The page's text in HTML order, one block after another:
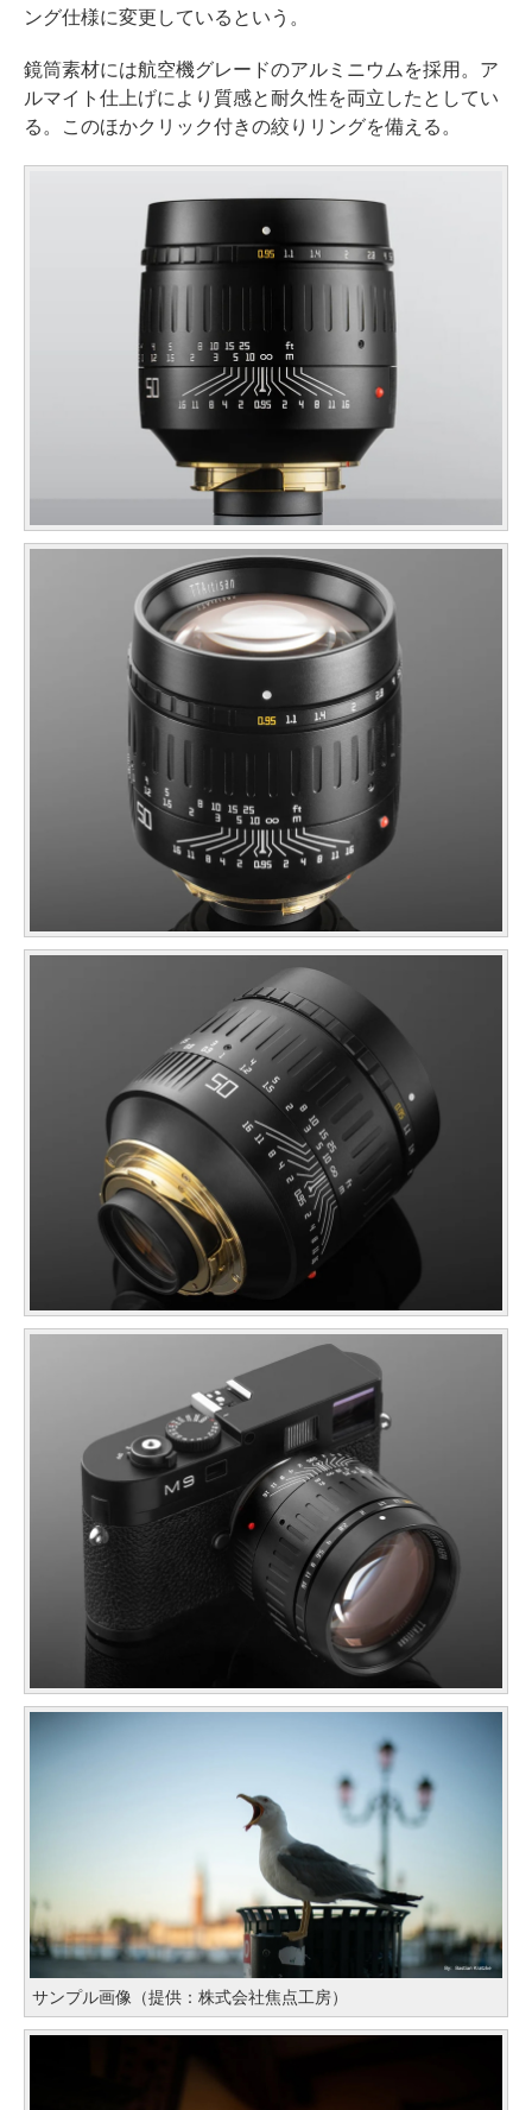
ング仕様に変更しているという。
鏡筒素材には航空機グレードのアルミニウムを採用。ア
ルマイト仕上げにより質感と耐久性を両立したとしてい
る。このほかクリック付きの絞りリングを備える。
サンプル画像（提供：株式会社焦点工房）